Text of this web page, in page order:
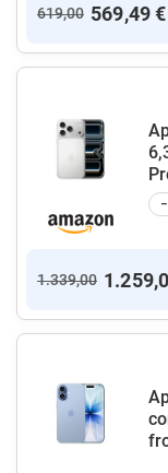
619,00 569,49 €
1.339,00